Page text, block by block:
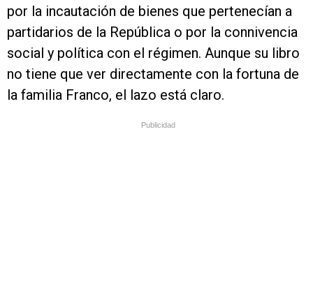
por la incautación de bienes que pertenecían a
partidarios de la República o por la connivencia
social y política con el régimen. Aunque su libro
no tiene que ver directamente con la fortuna de
la familia Franco, el lazo está claro.
Publicidad